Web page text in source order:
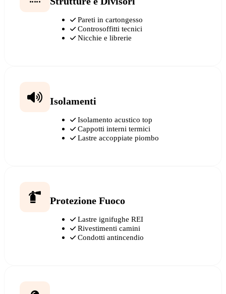
Pareti in cartongesso
Controsoffitti tecnici
Nicchie e librerie
Isolamenti
Isolamento acustico top
Cappotti interni termici
Lastre accoppiate piombo
Protezione Fuoco
Lastre ignifughe REI
Rivestimenti camini
Condotti antincendio